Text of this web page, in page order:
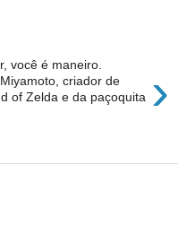
›
você é maneiro.
criador de
of Zelda e da paçoquita